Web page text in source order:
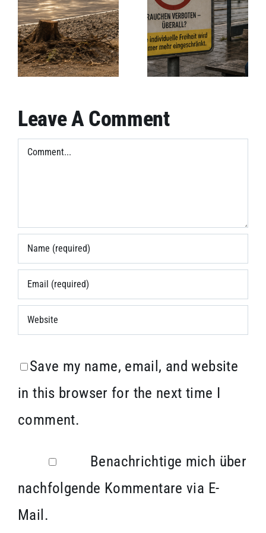
Raucher
politische
Anständigkeit?
Leave A Comment
Comment
Save my name, email, and website
in this browser for the next time I
comment.
Benachrichtige mich über
nachfolgende Kommentare via E-
Mail.